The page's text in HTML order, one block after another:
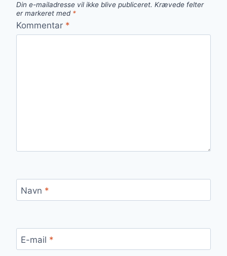
Din e-mailadresse vil ikke blive publiceret. Krævede felter
er markeret med *
Kommentar *
Navn *
E-mail *